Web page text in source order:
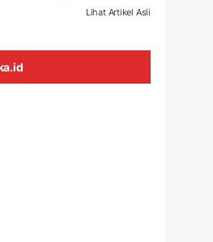
Lihat Artikel Asli